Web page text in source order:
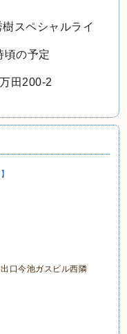
スペシャルライ
の予定
田200-2
口今池ガスビル西隣